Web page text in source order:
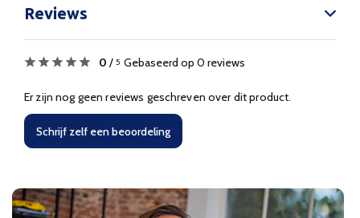
Reviews
0 / 5 Gebaseerd op 0 reviews
Er zijn nog geen reviews geschreven over dit product.
Schrijf zelf een beoordeling